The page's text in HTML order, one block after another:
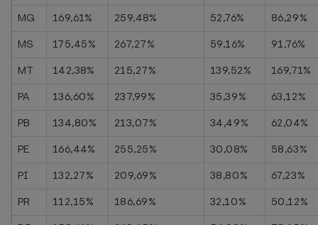
MG
169,61% 259,48% 52,76%
86,29%
MS
175,45% 267,27% 59,16%
91,76%
MT
142,38% 215,27% 139,52%
169,71%
PA
136,60% 237,99% 35,39%
63,12%
PB
134,80% 213,07% 34,49%
62,04%
PE
166,44% 255,25% 30,08%
58,63%
PI
132,27% 209,69% 38,80%
67,23%
PR
112,15% 186,69% 32,10%
50,12%